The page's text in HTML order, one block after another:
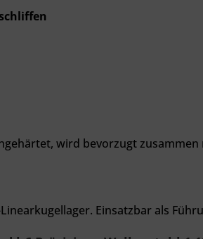
wird bevorzugt
Einsatzbar als